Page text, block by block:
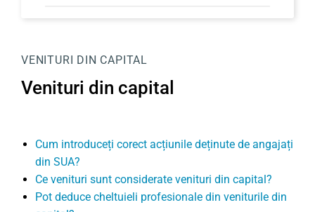
VENITURI DIN CAPITAL
Venituri din capital
Cum introduceți corect acțiunile deținute de angajați
din SUA?
Ce venituri sunt considerate venituri din capital?
Pot deduce cheltuieli profesionale din veniturile din